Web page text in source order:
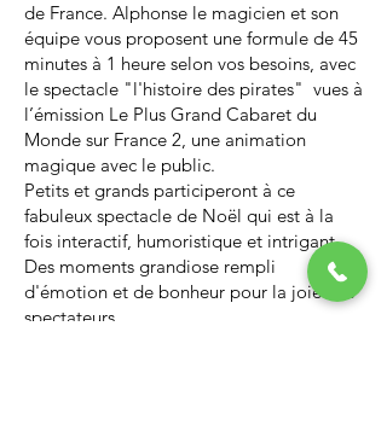
de France. Alphonse le magicien et son
équipe vous proposent une formule de 45
minutes à 1 heure selon vos besoins, avec
le spectacle "l'histoire des pirates" vues à
l’émission Le Plus Grand Cabaret du
Monde sur France 2, une animation
magique avec le public.
Petits et grands participeront à ce
fabuleux spectacle de Noël qui est à la
fois interactif, humoristique et intrigant.
Des moments grandiose rempli
d'émotion et de bonheur pour la joie des
spectateurs.